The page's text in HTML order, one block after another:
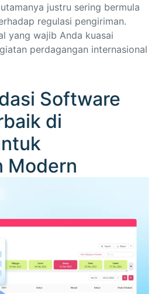
justru sering bermula
regulasi pengiriman.
yang wajib Anda kuasai
perdagangan internasional
Software
di
Modern